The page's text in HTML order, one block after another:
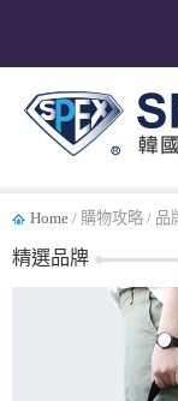
Home / 購物攻略 / 品
精選品牌